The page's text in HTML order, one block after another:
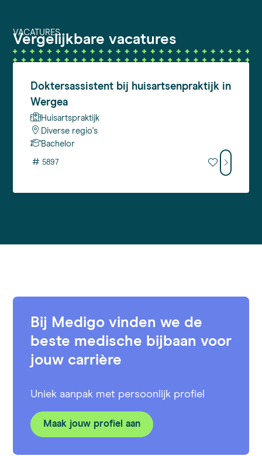
VACATURES
Vergelijkbare vacatures
Doktersassistentbij huisartsenpraktijk in
Wergea
Huisartspraktijk
Diverse regio's
Bachelor
# 5897
Bij Medigo vinden we de
beste medische bijbaan voor
jouw carrière
Uniek aanpak met persoonlijk profiel
Maak jouw profiel aan